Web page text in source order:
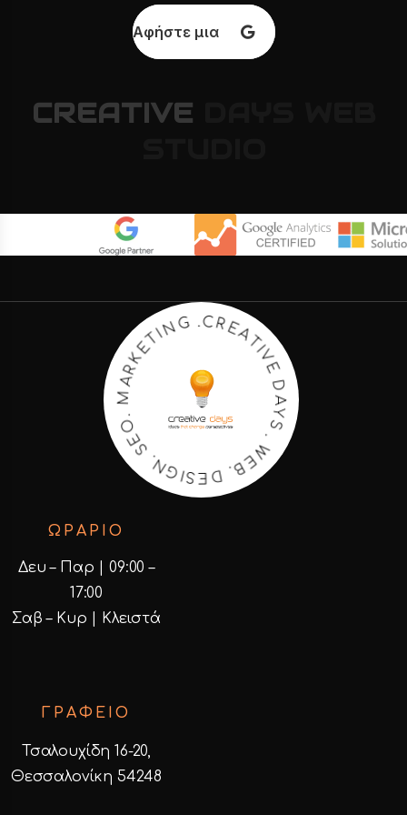
Αφήστε μια κριτική
CREATIVE
CREA TIVEDA
Y
S
.
W
E
B
.
D
E
S
I
G
N
.
S
E
O
.
M
A
R
K
E
T
I
N
G
.
ΩΡΑΡΙΟ
Δευ – Παρ | 09:00 –
17:00
Σαβ – Κυρ | Κλειστά
ΓΡΑΦΕΙΟ
Τσαλουχίδη 16-20,
Θεσσαλονίκη 54248